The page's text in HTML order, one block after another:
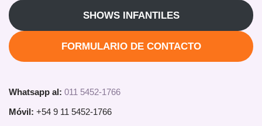
SHOWS INFANTILES
FORMULARIO DE CONTACTO
Whatsapp al: 011 5452-1766
Móvil: +54 9 11 5452-1766